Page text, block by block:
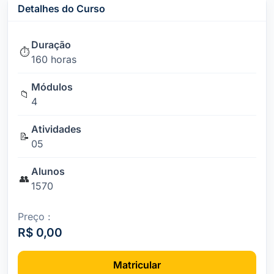
Detalhes do Curso
⏱️
Duração
160 horas
📁
Módulos
4
📝
Atividades
05
👥
Alunos
1570
Preço :
R$ 0,00
Matricular